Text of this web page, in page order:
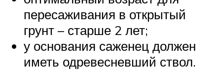
пересаживания в открытый
грунт – старше 2 лет;
у основания саженец должен
иметь одревесневший ствол.